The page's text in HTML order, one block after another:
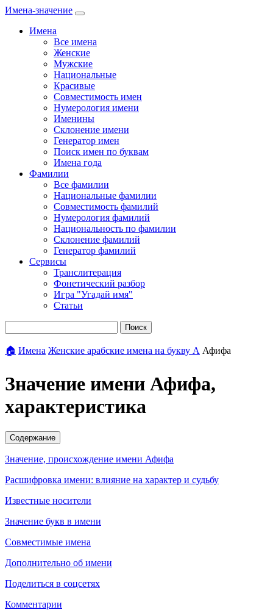
Имена-значение
Имена
Все имена
Женские
Мужские
Национальные
Красивые
Совместимость имен
Нумерология имени
Именины
Склонение имени
Генератор имен
Поиск имен по буквам
Имена года
Фамилии
Все фамилии
Национальные фамилии
Совместимость фамилий
Нумерология фамилий
Национальность по фамилии
Склонение фамилий
Генератор фамилий
Сервисы
Транслитерация
Фонетический разбор
Игра "Угадай имя"
Статьи
Поиск
🏠 Имена Женские арабские имена на букву А Афифа
Значение имени Афифа,
характеристика
Содержание
Значение, происхождение имени Афифа
Расшифровка имени: влияние на характер и судьбу
Известные носители
Значение букв в имени
Совместимые имена
Дополнительно об имени
Поделиться в соцсетях
Комментарии